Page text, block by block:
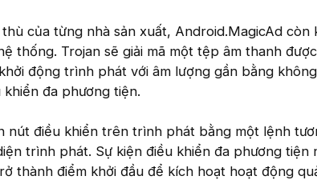
của từng nhà sản xuất, Android.MagicAd còn
thống. Trojan sẽ giải mã một tệp âm thanh được
động trình phát với âm lượng gần bằng
đa phương tiện.
nút điều khiển trên trình phát bằng một lệnh
trình phát. Sự kiện điều khiển đa phương tiện
thành điểm khởi đầu để kích hoạt hoạt động